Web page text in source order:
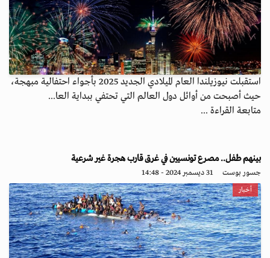
استقبلت نيوزيلندا العام الميلادي الجديد 2025 بأجواء احتفالية مبهجة،
حيث أصبحت من أوائل دول العالم التي تحتفي ببداية العا...
متابعة القراءة ...
بينهم طفل.. مصرع تونسيين في غرق قارب هجرة غير شرعية
جسور بوست 31 ديسمبر 2024 - 14:48
أخبار